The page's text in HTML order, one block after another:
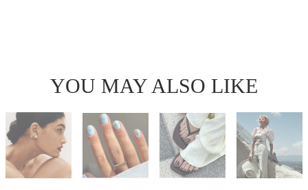
YOU MAY ALSO LIKE